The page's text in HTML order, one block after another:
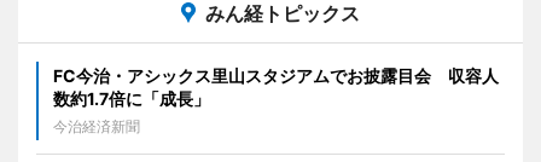
みん経トピックス
FC今治・アシックス里山スタジアムでお披露目会 収容人
数約1.7倍に「成長」
今治経済新聞